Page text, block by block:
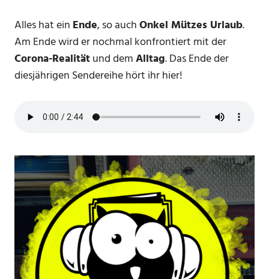
Alles hat ein Ende, so auchOnkel Mützes Urlaub.
Am Ende wird er nochmal konfrontiert mit der
Corona-Realitätund demAlltag. Das Ende der
diesjährigen Sendereihe hört ihr hier!